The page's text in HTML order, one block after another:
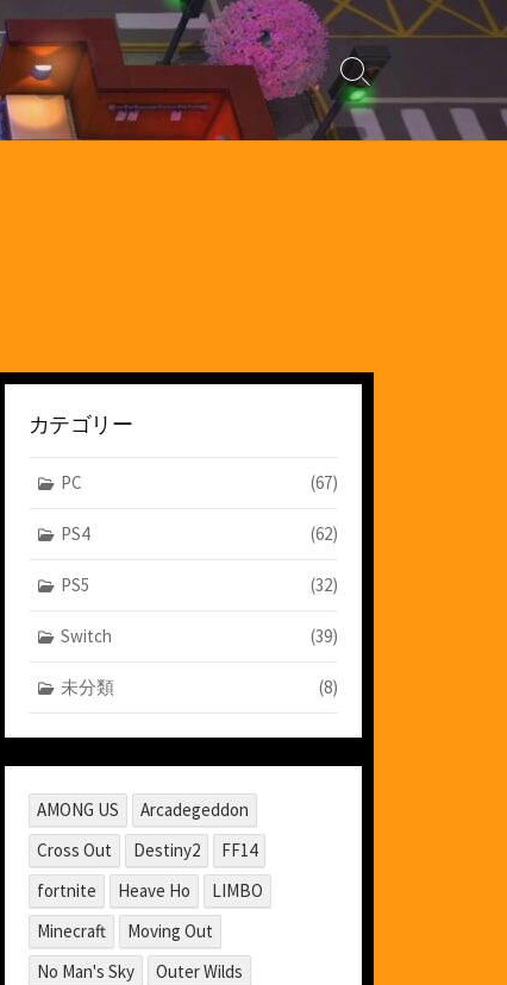
検
索
切
カテゴリー
PC (67)
PS4 (62)
PS5 (32)
Switch (39)
未分類 (8)
AMONG US
Arcadegeddon
Cross Out
Destiny2
FF14
fortnite
Heave Ho
LIMBO
Minecraft
Moving Out
No Man's Sky
Outer Wilds